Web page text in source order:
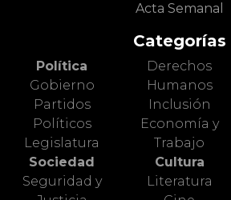
Acta Semanal
Categorías
Política
Gobierno
Partidos
Políticos
Legislatura
Sociedad
Seguridad y
Derechos
Humanos
Inclusión
Economía y
Trabajo
Cultura
Literatura